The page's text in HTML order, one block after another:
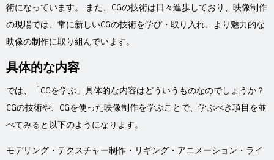
術になっています。 また、CGの技術は日々進歩しており、映像制作
の現場では、常に新しいCGの技術を学び・取り入れ、より魅力的な
映像の制作に取り組んでいます。
具体的な内容
では、「CGを学ぶ」具体的な内容はどういうものなのでしょうか？
CGの技術や、CGを使った映像制作を学ぶことで、学ぶべき項目を並
べてみると以下のようになります。
モデリング・テクスチャー制作・リギング・アニメーション・ライ